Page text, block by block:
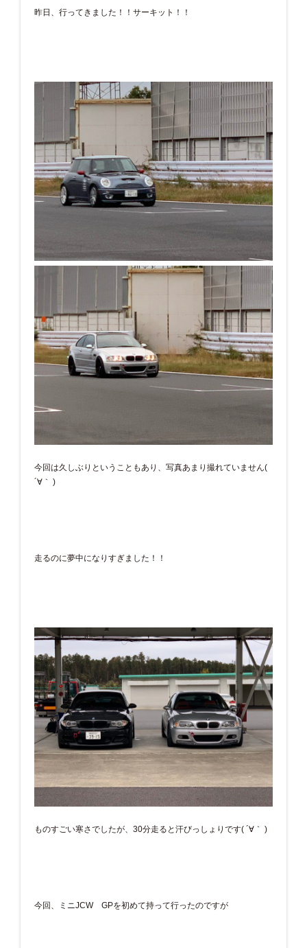
昨日、行ってきました！！サーキット！！
今回は久しぶりということもあり、写真あまり撮れていません(
´∀｀ )
走るのに夢中になりすぎました！！
ものすごい寒さでしたが、30分走ると汗びっしょりです( ´∀｀ )
今回、ミニJCW GPを初めて持って行ったのですが